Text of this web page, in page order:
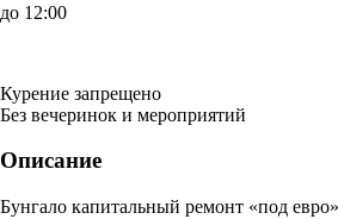
до 12:00
Курение запрещено
Без вечеринок и мероприятий
Описание
Бунгало капитальный ремонт «под